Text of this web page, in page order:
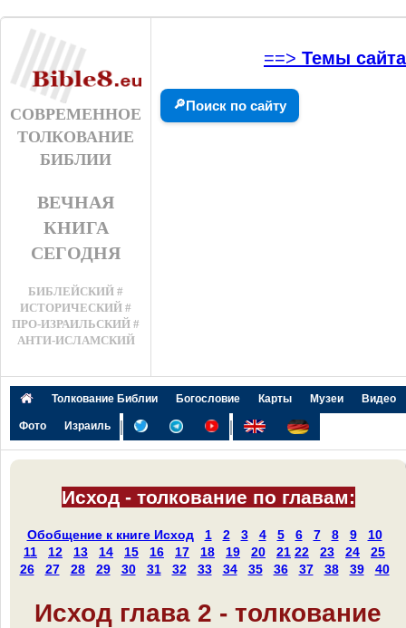
СОВРЕМЕННОЕ
ТОЛКОВАНИЕ
БИБЛИИ
ВЕЧНАЯ
КНИГА
СЕГОДНЯ
БИБЛЕЙСКИЙ #
ИСТОРИЧЕСКИЙ #
ПРО-ИЗРАИЛЬСКИЙ #
АНТИ-ИСЛАМСКИЙ
==> Темы сайта
🔎Поиск по сайту
Толкование Библии Богословие Карты Музеи Видео
Фото Израиль | |
Исход - толкование по главам:
Обобщение к книге Исход 1 2 3 4 5 6 7 8 9
10
11
12 13 14 15 16 17 18 19 20 21 22 23 24
25
26
27 28 29 30 31 32 33 34 35 36 37 38 39 40
Исход глава 2 - толкование